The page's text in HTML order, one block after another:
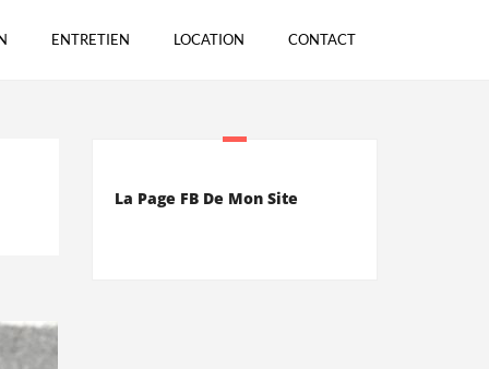
ENTRETIEN LOCATION CONTACT
La Page FB De Mon Site